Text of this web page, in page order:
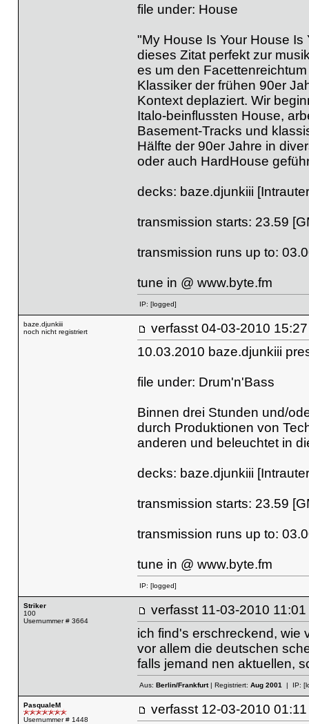
file under: House
"My House Is Your House Is
dieses Zitat perfekt zur
es um den
Klassiker der frühen 90er
Kontext deplaziert. Wir
Italo-beinflussten House,
Basement-Tracks und
Hälfte der 90er Jahre in
oder auch HardHouse
decks: baze.djunkiii
transmission starts: 23.59
transmission runs up to:
tune in @ www.byte.fm
IP: [logged]
baze.djunkiii
noch nicht registriert
verfasst 04-03-2010
10.03.2010 baze.djunkiii
file under: Drum'n'Bass
Binnen drei Stunden und/
durch Produktionen von
anderen und beleuchtet in
decks: baze.djunkiii
transmission starts: 23.59
transmission runs up to:
tune in @ www.byte.fm
IP: [logged]
Striker
100
Usernummer # 3664
verfasst 11-03-2010
ich find's erschreckend, wie
vor allem die deutschen
falls jemand nen aktuellen,
Aus: Berlin/Frankfurt| Registriert: Aug 2001| IP:
PasqualeM
Usernummer # 1448
verfasst 12-03-2010